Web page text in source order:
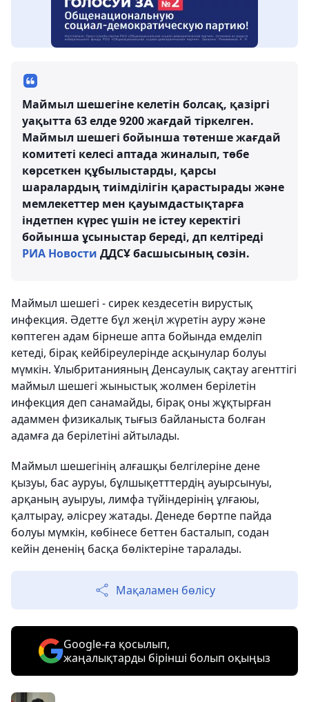
Маймыл шешегіне келетін болсақ, қазіргі
уақытта 63 елде 9200 жағдай тіркелген.
Маймыл шешегі бойынша төтенше жағдай
комитеті келесі аптада жиналып, төбе
көрсеткен құбылыстарды, қарсы
шаралардың тиімділігін қарастырады және
мемлекеттер мен қауымдастықтарға
індетпен күрес үшін не істеу керектігі
бойынша ұсыныстар береді, дп келтіреді
РИА Новости ДДСҰ басшысының сөзін.
Маймыл шешегі - сирек кездесетін вирустық
инфекция. Әдетте бұл жеңіл жүретін ауру және
көптеген адам бірнеше апта бойында емделіп
кетеді, бірақ кейбіреулерінде асқынулар болуы
мүмкін. Ұлыбританияның Денсаулық сақтау агенттігі
маймыл шешегі жыныстық жолмен берілетін
инфекция деп санамайды, бірақ оны жұқтырған
адаммен физикалық тығыз байланыста болған
адамға да берілетіні айтылады.
Маймыл шешегінің алғашқы белгілеріне дене
қызуы, бас ауруы, бұлшықетттердің ауырсынуы,
арқаның ауыруы, лимфа түйіндерінің ұлғаюы,
қалтырау, әлісреу жатады. Денеде бөртпе пайда
болуы мүмкін, көбінесе беттен басталып, содан
кейін дененің басқа бөліктеріне таралады.
Мақаламен бөлісу
Google-ға қосылып,
жаңалықтарды бірінші болып оқыңыз